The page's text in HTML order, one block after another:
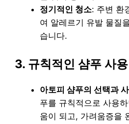
정기적인 청소: 주변 환
여 알레르기 유발 물질
습니다.
3. 규칙적인 샴푸 사용
아토피 샴푸의 선택과
푸를 규칙적으로 사용
움이 되고, 가려움증을